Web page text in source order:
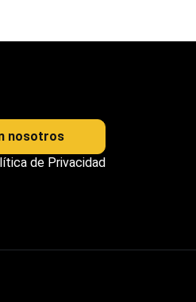
nosotros
de Privacidad